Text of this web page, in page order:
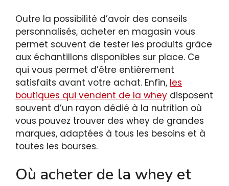
Outre la possibilité d’avoir des conseils
personnalisés, acheter en magasin vous
permet souvent de tester les produits grâce
aux échantillons disponibles sur place. Ce
qui vous permet d’être entièrement
satisfaits avant votre achat. Enfin, les
boutiques qui vendent de la whey disposent
souvent d’un rayon dédié à la nutrition où
vous pouvez trouver des whey de grandes
marques, adaptées à tous les besoins et à
toutes les bourses.
Où acheter de la whey et